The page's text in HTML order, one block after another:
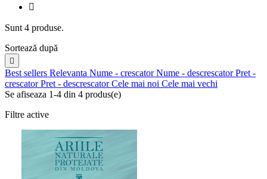

Sunt 4 produse.
Sortează după

Best sellers Relevanta Nume - crescatorNume - descrescatorPret -
crescatorPret - descrescatorCele mai noi Cele mai vechi
Se afiseaza 1-4 din 4 produs(e)
Filtre active